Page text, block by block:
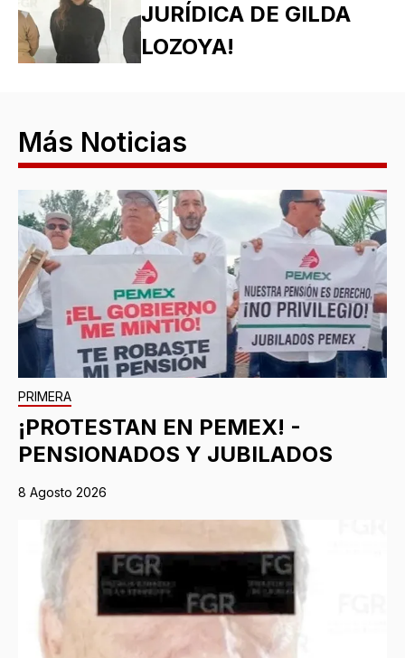
JURÍDICA DE GILDA
LOZOYA!
Más Noticias
PRIMERA
¡PROTESTAN EN PEMEX! -
PENSIONADOS Y JUBILADOS
8 Agosto 2026